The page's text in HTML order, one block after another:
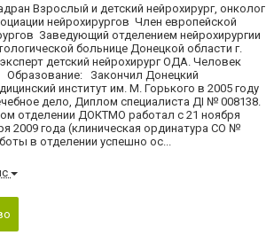
Взрослый и детский нейрохирург, онколог
нейрохирургов Член европейской
Заведующий отделением нейрохирургии
больнице Донецкой области г.
детский нейрохирург ОДА. Человек
Образование: Закончил Донецкий
институт им. М. Горького в 2005 году
дело, Диплом специалиста ДІ № 008138.
отделении ДОКТМО работал с 21 ноября
2009 года (клиническая ординатура СО №
в отделении успешно ос...